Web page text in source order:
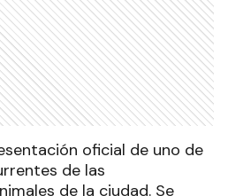
oficial de uno de
de las
de la ciudad. Se